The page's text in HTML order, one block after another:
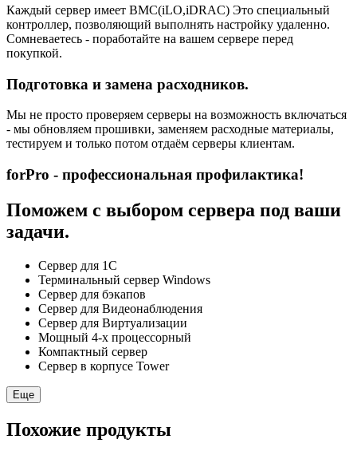
Каждый сервер имеет BMC(iLO,iDRAC) Это специальный
контроллер, позволяющий выполнять настройку удаленно.
Сомневаетесь - поработайте на вашем сервере перед
покупкой.
Подготовка и замена расходников.
Мы не просто проверяем серверы на возможность включаться
- мы обновляем прошивки, заменяем расходные материалы,
тестируем и только потом отдаём серверы клиентам.
forPro - профессиональная профилактика!
Поможем с выбором сервера под ваши
задачи.
Сервер для 1С
Терминальный сервер Windows
Сервер для бэкапов
Сервер для Видеонаблюдения
Сервер для Виртуализации
Мощный 4-х процессорный
Компактный сервер
Сервер в корпусе Tower
Еще
Похожие продукты